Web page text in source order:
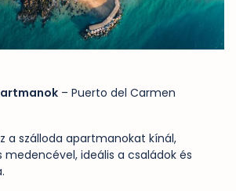
– Puerto del Carmen
a szálloda apartmanokat kínál,
ideális a családok és